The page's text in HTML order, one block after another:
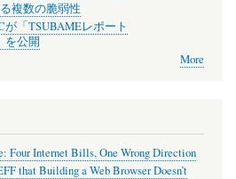
複数の脆弱性
が「TSUBAMEレポート
を公開
More
Four Internet Bills, One Wrong Direction
that Building a Web Browser Doesn’t